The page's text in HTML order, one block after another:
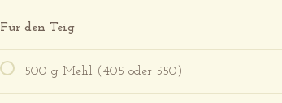
Für den Teig
500 g Mehl (405 oder 550)